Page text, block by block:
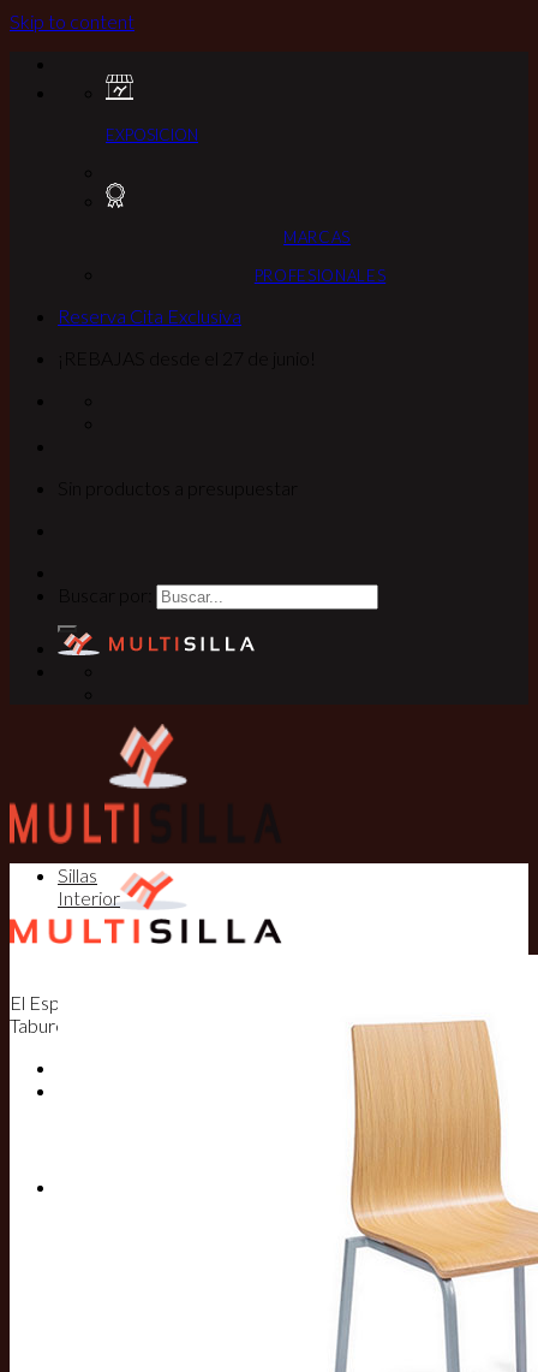
Skip to content
EXPOSICION
MARCAS
PROFESIONALES
Reserva Cita Exclusiva
El Especialista en Sillas, Mesas y
Taburetes
Sillas
Interior